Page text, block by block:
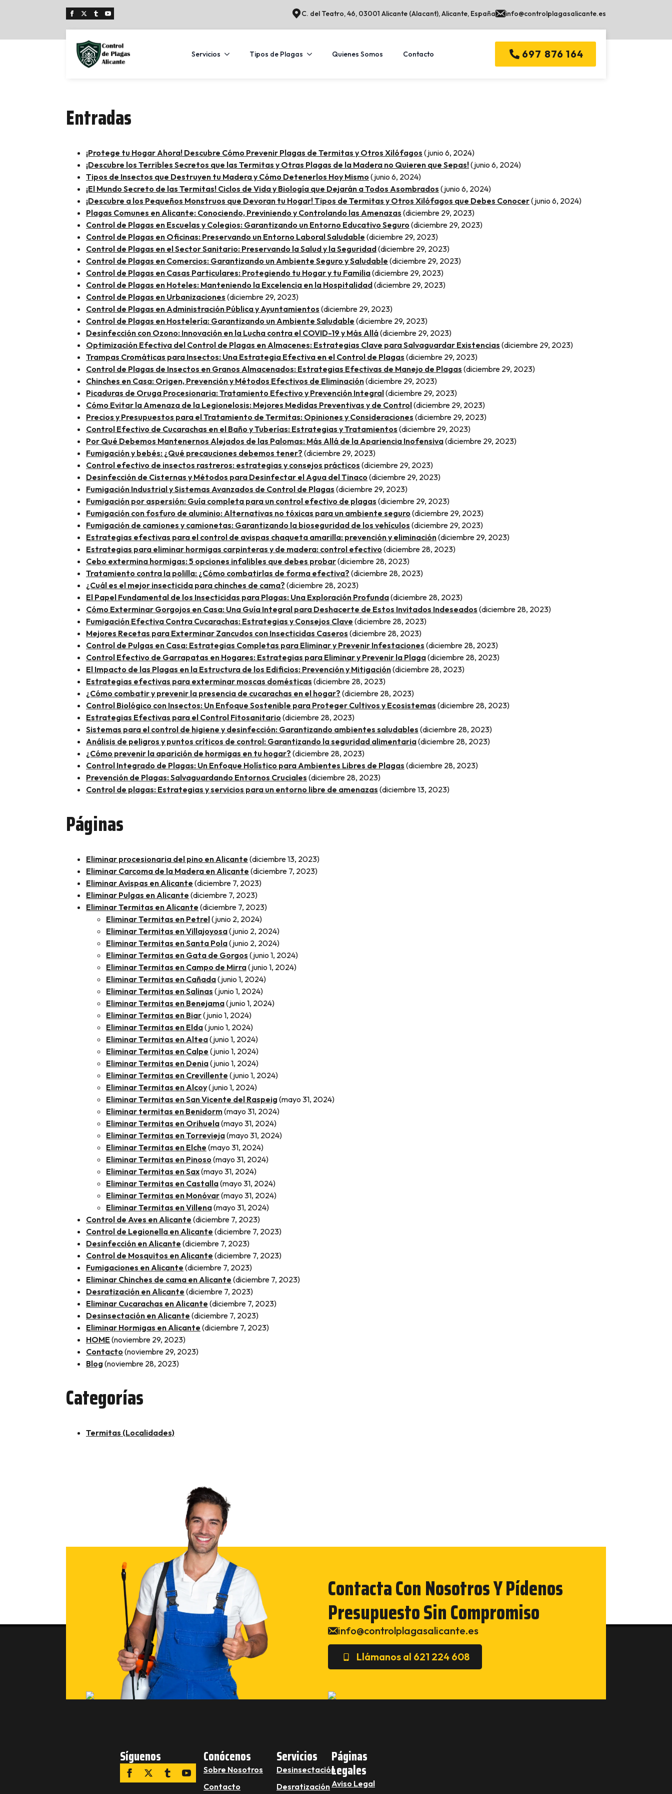
C. del Teatro, 46, 03001 Alicante (Alacant), Alicante, España info@controlplagasalicante.es
Servicios Tipos de Plagas Quienes Somos Contacto 697 876 164
Entradas
¡Protege tu Hogar Ahora! Descubre Cómo Prevenir Plagas de Termitas y Otros Xilófagos (junio 6, 2024)
¡Descubre los Terribles Secretos que las Termitas y Otras Plagas de la Madera no Quieren que Sepas!(junio 6, 2024)
Tipos de Insectos que Destruyen tu Madera y Cómo Detenerlos Hoy Mismo (junio 6, 2024)
¡El Mundo Secreto de las Termitas! Ciclos de Vida y Biología que Dejarán a Todos Asombrados (junio 6, 2024)
¡Descubre a los Pequeños Monstruos que Devoran tu Hogar! Tipos de Termitas y Otros Xilófagos que Debes Conocer(junio 6, 2024)
Plagas Comunes en Alicante: Conociendo, Previniendo y Controlando las Amenazas (diciembre 29, 2023)
Control de Plagas en Escuelas y Colegios: Garantizando un Entorno Educativo Seguro (diciembre 29, 2023)
Control de Plagas en Oficinas: Preservando un Entorno Laboral Saludable (diciembre 29, 2023)
Control de Plagas en el Sector Sanitario: Preservando la Salud y la Seguridad(diciembre 29, 2023)
Control de Plagas en Comercios: Garantizando un Ambiente Seguro y Saludable (diciembre 29, 2023)
Control de Plagas en Casas Particulares: Protegiendo tu Hogar y tu Familia(diciembre 29, 2023)
Control de Plagas en Hoteles: Manteniendo la Excelencia en la Hospitalidad(diciembre 29, 2023)
Control de Plagas en Urbanizaciones (diciembre 29, 2023)
Control de Plagas en Administración Pública y Ayuntamientos (diciembre 29, 2023)
Control de Plagas en Hostelería: Garantizando un Ambiente Saludable (diciembre 29, 2023)
Desinfección con Ozono: Innovación en la Lucha contra el COVID-19 y Más Allá(diciembre 29, 2023)
Optimización Efectiva del Control de Plagas en Almacenes: Estrategias Clave para Salvaguardar Existencias (diciembre 29, 2023)
Trampas Cromáticas para Insectos: Una Estrategia Efectiva en el Control de Plagas (diciembre 29, 2023)
Control de Plagas de Insectos en Granos Almacenados: Estrategias Efectivas de Manejo de Plagas (diciembre 29, 2023)
Chinches en Casa: Origen, Prevención y Métodos Efectivos de Eliminación(diciembre 29, 2023)
Picaduras de Oruga Procesionaria: Tratamiento Efectivo y Prevención Integral(diciembre 29, 2023)
Cómo Evitar la Amenaza de la Legionelosis: Mejores Medidas Preventivas y de Control(diciembre 29, 2023)
Precios y Presupuestos para el Tratamiento de Termitas: Opiniones y Consideraciones (diciembre 29, 2023)
Control Efectivo de Cucarachas en el Baño y Tuberías: Estrategias y Tratamientos (diciembre 29, 2023)
Por Qué Debemos Mantenernos Alejados de las Palomas: Más Allá de la Apariencia Inofensiva(diciembre 29, 2023)
Fumigación y bebés: ¿Qué precauciones debemos tener? (diciembre 29, 2023)
Control efectivo de insectos rastreros: estrategias y consejos prácticos (diciembre 29, 2023)
Desinfección de Cisternas y Métodos para Desinfectar el Agua del Tinaco (diciembre 29, 2023)
Fumigación Industrial y Sistemas Avanzados de Control de Plagas (diciembre 29, 2023)
Fumigación por aspersión: Guía completa para un control efectivo de plagas (diciembre 29, 2023)
Fumigación con fosfuro de aluminio: Alternativas no tóxicas para un ambiente seguro (diciembre 29, 2023)
Fumigación de camiones y camionetas: Garantizando la bioseguridad de los vehículos (diciembre 29, 2023)
Estrategias efectivas para el control de avispas chaqueta amarilla: prevención y eliminación(diciembre 29, 2023)
Estrategias para eliminar hormigas carpinteras y de madera: control efectivo (diciembre 28, 2023)
Cebo extermina hormigas: 5 opciones infalibles que debes probar(diciembre 28, 2023)
Tratamiento contra la polilla: ¿Cómo combatirlas de forma efectiva? (diciembre 28, 2023)
¿Cuál es el mejor insecticida para chinches de cama? (diciembre 28, 2023)
El Papel Fundamental de los Insecticidas para Plagas: Una Exploración Profunda(diciembre 28, 2023)
Cómo Exterminar Gorgojos en Casa: Una Guía Integral para Deshacerte de Estos Invitados Indeseados (diciembre 28, 2023)
Fumigación Efectiva Contra Cucarachas: Estrategias y Consejos Clave (diciembre 28, 2023)
Mejores Recetas para Exterminar Zancudos con Insecticidas Caseros (diciembre 28, 2023)
Control de Pulgas en Casa: Estrategias Completas para Eliminar y Prevenir Infestaciones (diciembre 28, 2023)
Control Efectivo de Garrapatas en Hogares: Estrategias para Eliminar y Prevenir la Plaga(diciembre 28, 2023)
El Impacto de las Plagas en la Estructura de los Edificios: Prevención y Mitigación(diciembre 28, 2023)
Estrategias efectivas para exterminar moscas domésticas (diciembre 28, 2023)
¿Cómo combatir y prevenir la presencia de cucarachas en el hogar? (diciembre 28, 2023)
Control Biológico con Insectos: Un Enfoque Sostenible para Proteger Cultivos y Ecosistemas (diciembre 28, 2023)
Estrategias Efectivas para el Control Fitosanitario (diciembre 28, 2023)
Sistemas para el control de higiene y desinfección: Garantizando ambientes saludables (diciembre 28, 2023)
Análisis de peligros y puntos críticos de control: Garantizando la seguridad alimentaria(diciembre 28, 2023)
¿Cómo prevenir la aparición de hormigas en tu hogar? (diciembre 28, 2023)
Control Integrado de Plagas: Un Enfoque Holístico para Ambientes Libres de Plagas (diciembre 28, 2023)
Prevención de Plagas: Salvaguardando Entornos Cruciales (diciembre 28, 2023)
Control de plagas: Estrategias y servicios para un entorno libre de amenazas (diciembre 13, 2023)
Páginas
Eliminar procesionaria del pino en Alicante (diciembre 13, 2023)
Eliminar Carcoma de la Madera en Alicante (diciembre 7, 2023)
Eliminar Avispas en Alicante (diciembre 7, 2023)
Eliminar Pulgas en Alicante (diciembre 7, 2023)
Eliminar Termitas en Alicante (diciembre 7, 2023)
Eliminar Termitas en Petrel(junio 2, 2024)
Eliminar Termitas en Villajoyosa(junio 2, 2024)
Eliminar Termitas en Santa Pola(junio 2, 2024)
Eliminar Termitas en Gata de Gorgos (junio 1, 2024)
Eliminar Termitas en Campo de Mirra(junio 1, 2024)
Eliminar Termitas en Cañada(junio 1, 2024)
Eliminar Termitas en Salinas (junio 1, 2024)
Eliminar Termitas en Benejama(junio 1, 2024)
Eliminar Termitas en Biar(junio 1, 2024)
Eliminar Termitas en Elda(junio 1, 2024)
Eliminar Termitas en Altea(junio 1, 2024)
Eliminar Termitas en Calpe (junio 1, 2024)
Eliminar Termitas en Denia(junio 1, 2024)
Eliminar Termitas en Crevillente (junio 1, 2024)
Eliminar Termitas en Alcoy(junio 1, 2024)
Eliminar Termitas en San Vicente del Raspeig (mayo 31, 2024)
Eliminar termitas en Benidorm(mayo 31, 2024)
Eliminar Termitas en Orihuela(mayo 31, 2024)
Eliminar Termitas en Torrevieja(mayo 31, 2024)
Eliminar Termitas en Elche (mayo 31, 2024)
Eliminar Termitas en Pinoso (mayo 31, 2024)
Eliminar Termitas en Sax(mayo 31, 2024)
Eliminar Termitas en Castalla(mayo 31, 2024)
Eliminar Termitas en Monóvar(mayo 31, 2024)
Eliminar Termitas en Villena(mayo 31, 2024)
Control de Aves en Alicante (diciembre 7, 2023)
Control de Legionella en Alicante (diciembre 7, 2023)
Desinfección en Alicante (diciembre 7, 2023)
Control de Mosquitos en Alicante (diciembre 7, 2023)
Fumigaciones en Alicante (diciembre 7, 2023)
Eliminar Chinches de cama en Alicante (diciembre 7, 2023)
Desratización en Alicante (diciembre 7, 2023)
Eliminar Cucarachas en Alicante (diciembre 7, 2023)
Desinsectación en Alicante (diciembre 7, 2023)
Eliminar Hormigas en Alicante (diciembre 7, 2023)
HOME (noviembre 29, 2023)
Contacto (noviembre 29, 2023)
Blog (noviembre 28, 2023)
Categorías
Termitas (Localidades)
Contacta Con Nosotros Y Pídenos
Presupuesto Sin Compromiso
info@controlplagasalicante.es
Llámanos al 621 224 608
Síguenos Conócenos
Sobre Nosotros
Contacto
Servicios
Desinsectación
Desratización
Páginas
Legales
Aviso Legal